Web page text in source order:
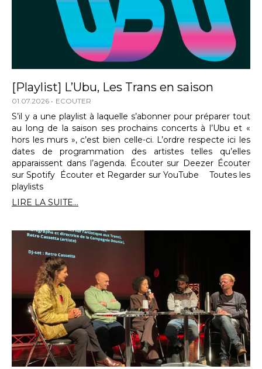
[Playlist] L’Ubu, Les Trans en saison
01.07.2026 ECOUTER
S’il y a une playlist à laquelle s’abonner pour préparer tout
au long de la saison ses prochains concerts à l’Ubu et «
hors les murs », c’est bien celle-ci. L’ordre respecte ici les
dates de programmation des artistes telles qu’elles
apparaissent dans l’agenda. Écouter sur Deezer Écouter
sur Spotify Écouter et Regarder sur YouTube Toutes les
playlists
LIRE LA SUITE...